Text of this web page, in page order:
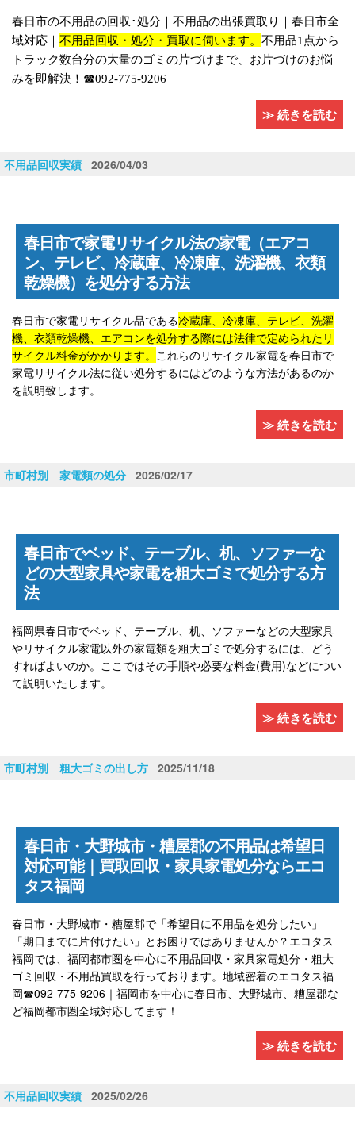
春日市の不用品の回収･処分｜不用品の出張買取り｜春日市全
域対応｜ 不用品回収 ・処分・買取に伺います。 不用品1 点から
トラック数台分の大量のゴミの片づけまで、お片づけのお悩
みを即解決！☎092-775-9206
≫ 続きを読む
不用品回収実績 2026/04/03
春日市で家電リサイクル法の家電（エアコ
ン、テレビ、冷蔵庫、冷凍庫、洗濯機、衣類
乾燥機）を処分する方法
春日市で家電リサイクル品である冷蔵庫、冷凍庫、テレビ、洗濯
機、衣類乾燥機、エアコンを処分する際には法律で定められたリ
サイクル料金がかかります。 これらのリサイクル家電を春日市で
家電リサイクル法に従い処分するにはどのような方法があるのか
を説明致します。
≫ 続きを読む
市町村別 家電類の処分 2026/02/17
春日市でベッド、テーブル、机、ソファーな
どの大型家具や家電を粗大ゴミで処分する方
法
福岡県春日市でベッド、テーブル、机、ソファーなどの大型家具
やリサイクル家電以外の家電類を粗大ゴミで処分するには、どう
すればよいのか。ここではその手順や必要な料金(費用)などについ
て説明いたします。
≫ 続きを読む
市町村別 粗大ゴミの出し方 2025/11/18
春日市・大野城市・糟屋郡の不用品は希望日
対応可能｜買取回収・家具家電処分ならエコ
タス福岡
春日市・大野城市・糟屋郡で「希望日に不用品を処分したい」
「期日までに片付けたい」とお困りではありませんか？エコタス
福岡では、福岡都市圏を中心に不用品回収・家具家電処分・粗大
ゴミ回収・不用品買取を行っております。地域密着のエコタス福
岡☎092-775-9206｜福岡市を中心に春日市、大野城市、糟屋郡な
ど福岡都市圏全域対応してます！
≫ 続きを読む
不用品回収実績 2025/02/26